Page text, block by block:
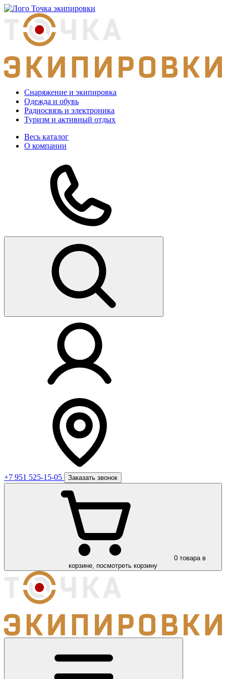
Снаряжение и экипировка
Одежда и обувь
Радиосвязь и электроника
Туризм и активный отдых
Весь каталог
О компании
+7 951 525-15-05 Заказать звонок
0 товара в
корзине, посмотреть корзину